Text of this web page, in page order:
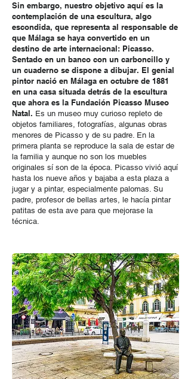
Sin embargo, nuestro objetivo aquí es la
contemplación de una escultura, algo
escondida, que representa al responsable de
que Málaga se haya convertido en un
destino de arte internacional: Picasso.
Sentado en un banco con un carboncillo y
un cuaderno se dispone a dibujar. El genial
pintor nació en Málaga en octubre de 1881
en una casa situada detrás de la escultura
que ahora es la Fundación Picasso Museo
Natal. Es un museo muy curioso repleto de
objetos familiares, fotografías, algunas obras
menores de Picasso y de su padre. En la
primera planta se reproduce la sala de estar de
la familia y aunque no son los muebles
originales sí son de la época. Picasso vivió aquí
hasta los nueve años y bajaba a esta plaza a
jugar y a pintar, especialmente palomas. Su
padre, profesor de bellas artes, le hacía pintar
patitas de esta ave para que mejorase la
técnica.